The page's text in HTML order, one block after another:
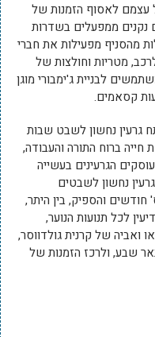
עצמם לאסוף הזמנות של
נקנים ממפעלים בשדרות
מהסניף מפעילות את חברי
מטריות וחולצות של
לבניית ג'ימבורי מוגן
קסאמים.
גרעין נחשון לשבט שבות
חייה ברוח התורה והעבודה,
הגרעינים בעשייה
נחשון לשבטים
והספיק, בין היתר,
לכל תנועות הנוער,
ואביה של קרנית גולדווסר,
שבע, ולרכז הזמנות של